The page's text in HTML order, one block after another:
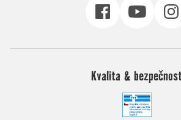
Kvalita &